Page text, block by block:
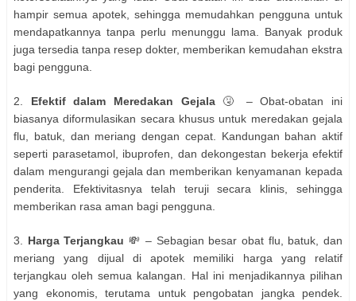
hampir semua apotek, sehingga memudahkan pengguna untuk
mendapatkannya tanpa perlu menunggu lama. Banyak produk
juga tersedia tanpa resep dokter, memberikan kemudahan ekstra
bagi pengguna.
2. Efektif dalam Meredakan Gejala🤧 – Obat-obatan ini
biasanya diformulasikan secara khusus untuk meredakan gejala
flu, batuk, dan meriang dengan cepat. Kandungan bahan aktif
seperti parasetamol, ibuprofen, dan dekongestan bekerja efektif
dalam mengurangi gejala dan memberikan kenyamanan kepada
penderita. Efektivitasnya telah teruji secara klinis, sehingga
memberikan rasa aman bagi pengguna.
3. Harga Terjangkau 💸 – Sebagian besar obat flu, batuk, dan
meriang yang dijual di apotek memiliki harga yang relatif
terjangkau oleh semua kalangan. Hal ini menjadikannya pilihan
yang ekonomis, terutama untuk pengobatan jangka pendek.